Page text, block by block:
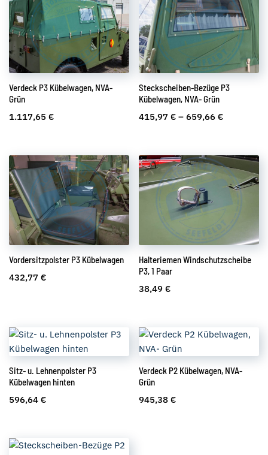
Verdeck P3 Kübelwagen, NVA-
Grün
1.117,65 €
Steckscheiben-Bezüge P3
Kübelwagen, NVA- Grün
415,97€ –659,66€
Vordersitzpolster P3 Kübelwagen
432,77 €
Halteriemen Windschutzscheibe
P3, 1 Paar
38,49€
Sitz- u. Lehnenpolster P3
Kübelwagen hinten
596,64 €
Verdeck P2 Kübelwagen, NVA-
Grün
945,38€